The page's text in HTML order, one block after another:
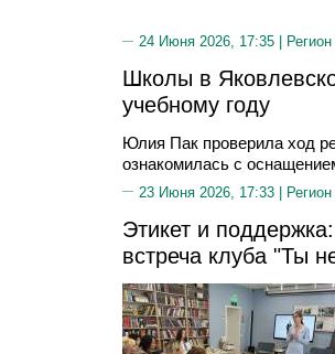
24 Июня 2026, 17:35 |
Школы в
учебному году
Юлия Пак проверила ход
ознакомилась с
23 Июня 2026, 17:33 |
Этикет и
встреча клуба "Ты